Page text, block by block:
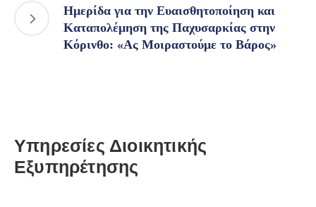
Ημερίδα για την Ευαισθητοποίηση και
Καταπολέμηση της Παχυσαρκίας στην
Κόρινθο: «Ας Μοιραστούμε το Βάρος»
Υπηρεσίες Διοικητικής
Εξυπηρέτησης